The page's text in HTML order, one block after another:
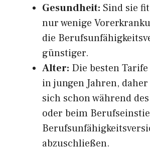
Gesundheit: Sind sie
nur wenige
die
günstiger.
Alter: Die besten
in jungen Jahren,
sich schon während
oder beim
abzuschließen.